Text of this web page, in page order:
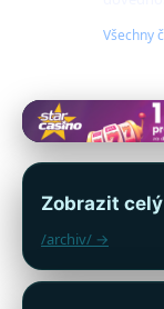
Všechny
Zobrazit
/archiv/ →